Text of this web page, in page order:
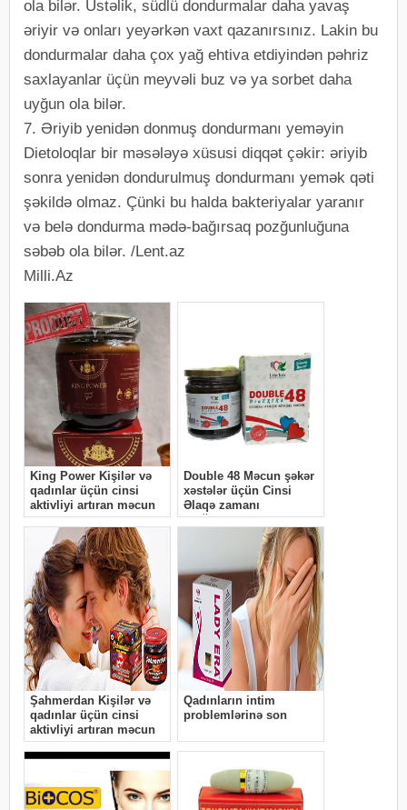
ola bilər. Üstəlik, südlü dondurmalar daha yavaş
əriyir və onları yeyərkən vaxt qazanırsınız. Lakin bu
dondurmalar daha çox yağ ehtiva etdiyindən pəhriz
saxlayanlar üçün meyvəli buz və ya sorbet daha
uyğun ola bilər.
7. Əriyib yenidən donmuş dondurmanı yeməyin
Dietoloqlar bir məsələyə xüsusi diqqət çəkir: əriyib
sonra yenidən dondurulmuş dondurmanı yemək qəti
şəkildə olmaz. Çünki bu halda bakteriyalar yaranır
və belə dondurma mədə-bağırsaq pozğunluğuna
səbəb ola bilər. /Lent.az
Milli.Az